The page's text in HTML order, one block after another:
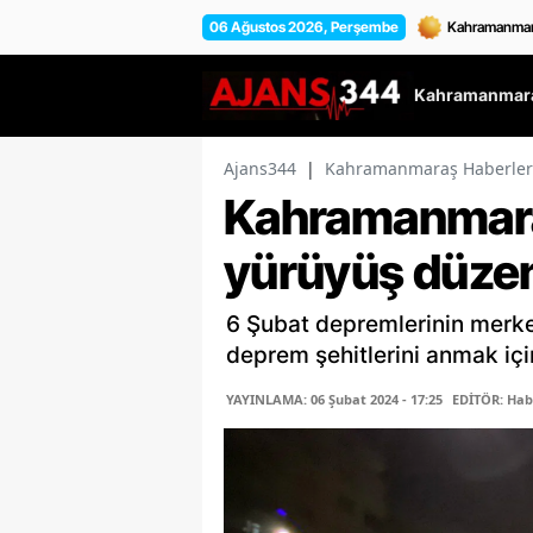
06 Ağustos 2026, Perşembe
Ajans344 | Kahramanmaraş
yürüyüş
6 Şubat depremlerinin
deprem şehitlerini anmak
YAYINLAMA: 06 Şubat 2024 - 17:25 EDİTÖR: